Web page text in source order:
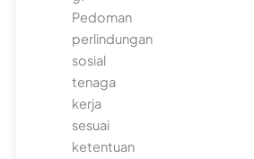
Pedoman
perlindungan
sosial
tenaga
kerja
sesuai
ketentuan